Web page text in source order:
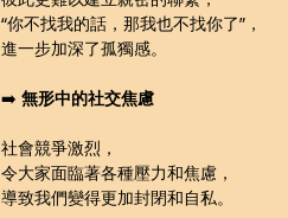
“你不找我的話，那我也不找你了”，
進一步加深了孤獨感。
➡️ 無形中的社交焦慮
社會競爭激烈，
令大家面臨著各種壓力和焦慮，
導致我們變得更加封閉和自私。